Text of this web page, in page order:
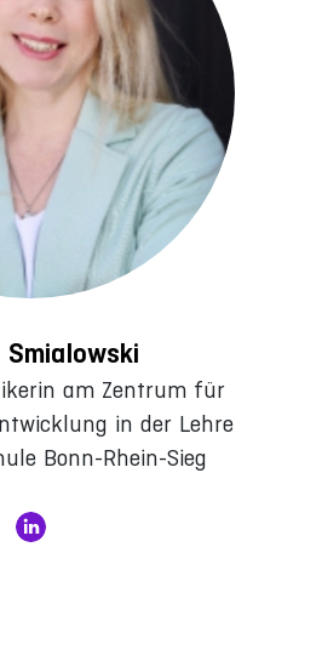
Smialowski
am Zentrum für
in der Lehre
Bonn-Rhein-Sieg